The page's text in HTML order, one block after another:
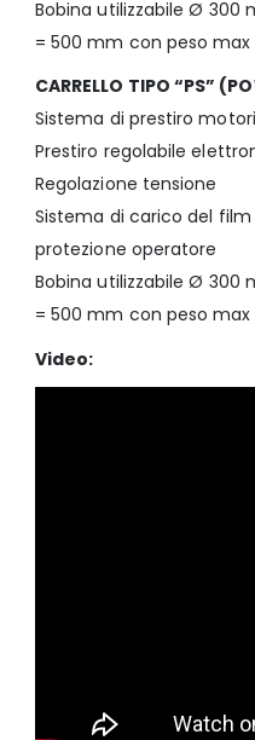
Bobina utilizzabile Ø 300
= 500 mm con peso max
CARRELLO TIPO “PS”
Sistema di prestiro
Prestiro regolabile
Regolazione tensione
Sistema di carico del
protezione operatore
Bobina utilizzabile Ø 300
= 500 mm con peso max
Video: